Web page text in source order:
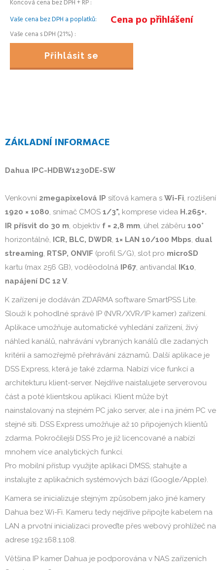
Koncová cena bez DPH + RP
Vaše cena bez DPH a poplatků
Cena po přihlášení
Vaše cena s DPH (21%)
Přihlásit se
ZÁKLADNÍ INFORMACE
Dahua IPC-HDBW1230DE-SW
Venkovní 2megapixelová IP síťová kamera s Wi-Fi, rozlišení
1920 × 1080, snímač CMOS 1/3", komprese videa H.265+.
IR přísvit do 30 m, objektiv f = 2,8 mm, úhel záběru 100°
horizontálně, ICR, BLC, DWDR, 1× LAN 10/100 Mbps, dual
streaming, RTSP, ONVIF (profil S/G), slot pro microSD
kartu (max 256 GB), voděodolná IP67, antivandal IK10,
napájení DC 12 V.
K zařízení je dodáván ZDARMA software SmartPSS Lite.
Slouží k pohodlné správě IP (NVR/XVR/IP kamer) zařízení.
Aplikace umožňuje automatické vyhledání zařízení, živý
náhled kanálů, nahrávání vybraných kanálů dle zadaných
kritérií a samozřejmě přehrávání záznamů. Další aplikace je
DSS Express, která je také zdarma. Nabízí více funkcí a
architekturu klient-server. Nejdříve naistalujete serverovou
část a poté klientskou aplikaci. Klient může být
nainstalovaný na stejném PC jako server, ale i na jiném PC ve
stejné síti. DSS Express umožňuje až 10 připojených klientů
zdarma. Pokročilejší DSS Pro je již licencované a nabízí
mnohem více analytických funkcí.
Pro mobilní přístup využijte aplikaci DMSS; stahujte a
instalujte z aplikačních systémových bází (Google/Apple).
Kamera se inicializuje stejným způsobem jako jiné kamery
Dahua bez Wi-Fi. Kameru tedy nejdříve připojte kabelem na
LAN a prvotní inicializaci proveďte přes webový prohlížeč na
adrese 192.168.1.108.
Většina IP kamer Dahua je podporována v NAS zařízeních